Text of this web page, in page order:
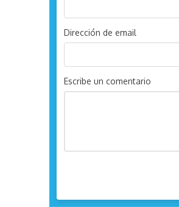
Dirección de email
Escribe un comentario